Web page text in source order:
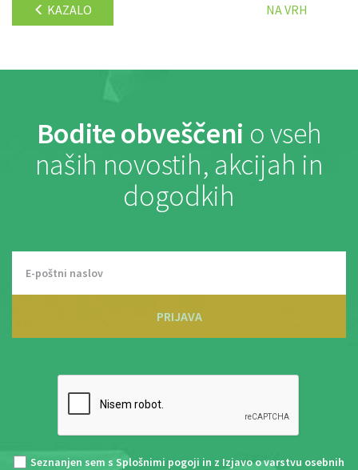
KAZALO NA VRH
Bodite obveščeni o vseh
naših novostih, akcijah in
dogodkih
PRIJAVA
Seznanjen sem s Splošnimi pogoji in z Izjavo o varstvu osebnih